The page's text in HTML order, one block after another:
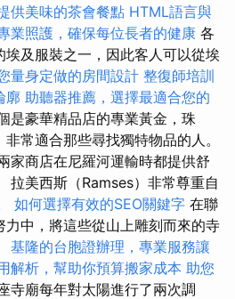
供美味的茶會餐點 HTML語言與
業照護，確保每位長者的健康 各
及服裝之一，因此客人可以從埃
量身定做的房間設計 整復師培訓
廓 助聽器推薦，選擇最適合您的
是豪華精品店的專業黃金，珠
常適合那些尋找獨特物品的人。
家商店在尼羅河運輸時都提供舒
拉美西斯（Ramses）非常尊重自
如何選擇有效的SEO關鍵字 在聯
中，將這些從山上雕刻而來的寺
基隆的台胞證辦理，專業服務讓
解析，幫助你預算搬家成本 助您
寺廟每年對太陽進行了兩次調